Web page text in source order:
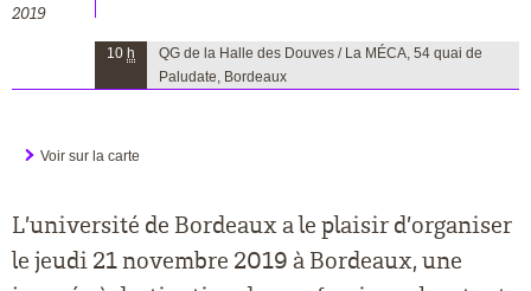
2019
10 h
QG de la Halle des Douves / La MÉCA, 54 quai de
Paludate, Bordeaux
Voir sur la carte
L’université de Bordeaux a le plaisir d’organiser
le jeudi 21 novembre 2019 à Bordeaux, une